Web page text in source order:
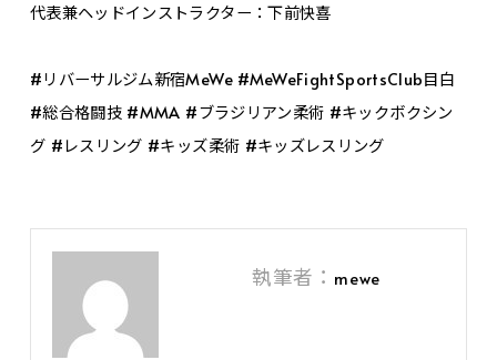
代表兼ヘッドインストラクター：下前快喜
#リバーサルジム新宿MeWe #MeWeFightSportsClub目白
#総合格闘技 #MMA #ブラジリアン柔術 #キックボクシン
グ #レスリング #キッズ柔術 #キッズレスリング
執筆者： mewe